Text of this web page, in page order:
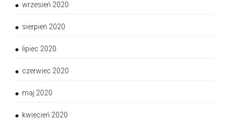
wrzesień 2020
sierpień 2020
lipiec 2020
czerwiec 2020
maj 2020
kwiecień 2020